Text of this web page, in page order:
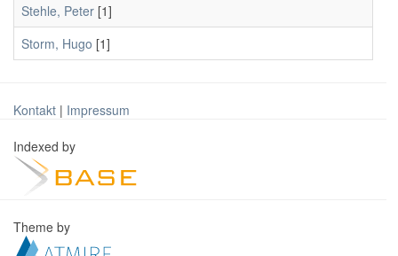
Stehle, Peter [1]
Storm, Hugo [1]
Kontakt | Impressum
Indexed by
Theme by